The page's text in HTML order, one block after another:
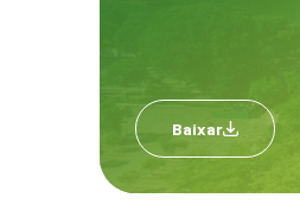
Baixar